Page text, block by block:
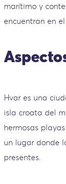
marítimo y
encuentran en
Hvar es una
isla croata del
hermosas
un lugar donde
presentes.